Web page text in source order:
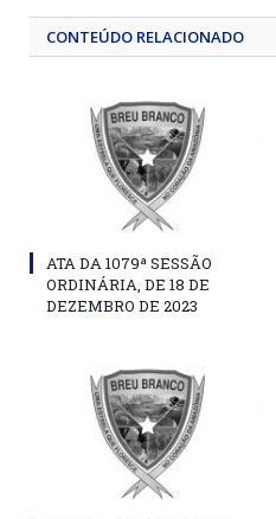
CONTEÚDO RELACIONADO
ATA DA 1079ª SESSÃO
ORDINÁRIA, DE 18 DE
DEZEMBRO DE 2023